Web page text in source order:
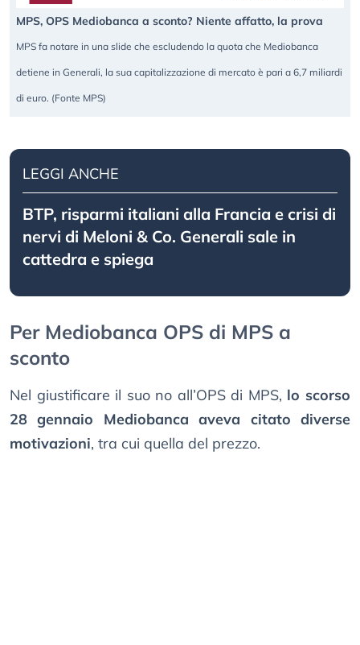
MPS, OPS Mediobanca a sconto? Niente affatto, la prova
MPS fa notare in una slide che escludendo la quota che Mediobanca
detiene in Generali, la sua capitalizzazione di mercato è pari a 6,7 miliardi
di euro. (Fonte MPS)
LEGGI ANCHE
BTP, risparmi italiani alla Francia e crisi di
nervi di Meloni & Co. Generali sale in
cattedra e spiega
Per Mediobanca OPS di MPS a
sconto
Nel giustificare il suo no all’OPS di MPS, lo scorso
28 gennaio Mediobanca aveva citato diverse
motivazioni, tra cui quella del prezzo.